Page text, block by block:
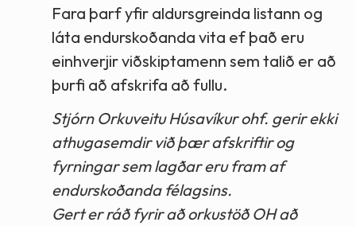
Fara þarf yfir aldursgreinda listann og
láta endurskoðanda vita ef það eru
einhverjir viðskiptamenn sem talið er að
þurfi að afskrifa að fullu.
Stjórn Orkuveitu Húsavíkur ohf. gerir ekki
athugasemdir við þær afskriftir og
fyrningar sem lagðar eru fram af
endurskoðanda félagsins.
Gert er ráð fyrir að orkustöð OH að